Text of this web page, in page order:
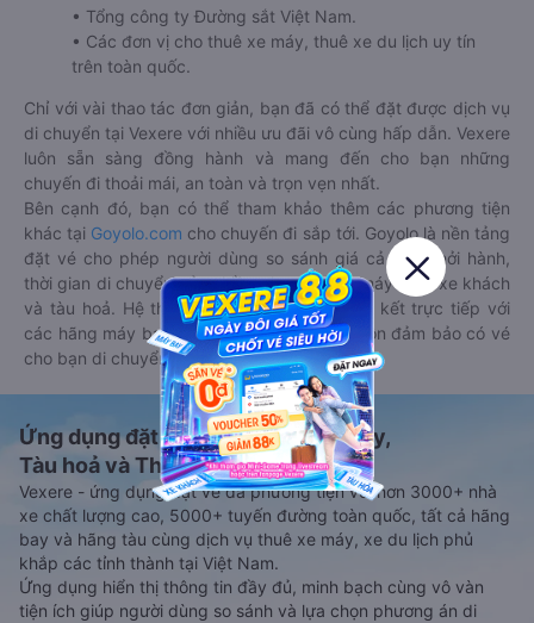
• Tổng công ty Đường sắt Việt Nam.
• Các đơn vị cho thuê xe máy, thuê xe du lịch uy tín
trên toàn quốc.
Chỉ với vài thao tác đơn giản, bạn đã có thể đặt được dịch vụ
di chuyển tại Vexere với nhiều ưu đãi vô cùng hấp dẫn. Vexere
luôn sẵn sàng đồng hành và mang đến cho bạn những
chuyến đi thoải mái, an toàn và trọn vẹn nhất.
Bên cạnh đó, bạn có thể tham khảo thêm các phương tiện
khác tại Goyolo.com cho chuyến đi sắp tới. Goyolo là nền tảng
đặt vé cho phép người dùng so sánh giá cả, giờ khởi hành,
thời gian di chuyển của nhiều phương tiện máy bay, xe khách
và tàu hoả. Hệ thống của Goyolo được liên kết trực tiếp với
các hãng máy bay, xe khách và tàu hoả, luôn đảm bảo có vé
cho bạn di chuyển.
Ứng dụng đặt vé Xe khách, Máy bay,
Tàu hoả và Thuê xe
Vexere - ứng dụng đặt vé đa phương tiện với hơn 3000+ nhà
xe chất lượng cao, 5000+ tuyến đường toàn quốc, tất cả hãng
bay và hãng tàu cùng dịch vụ thuê xe máy, xe du lịch phủ
khắp các tỉnh thành tại Việt Nam.
Ứng dụng hiển thị thông tin đầy đủ, minh bạch cùng vô vàn
tiện ích giúp người dùng so sánh và lựa chọn phương án di